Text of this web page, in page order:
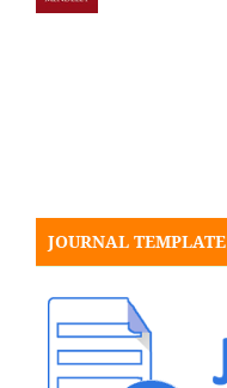
JOURNAL TEMPLATE